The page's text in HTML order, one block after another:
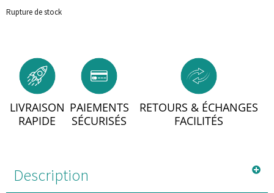
Rupture de stock
LIVRAISON
RAPIDE
PAIEMENTS
SÉCURISÉS
RETOURS & ÉCHANGES
FACILITÉS
Description